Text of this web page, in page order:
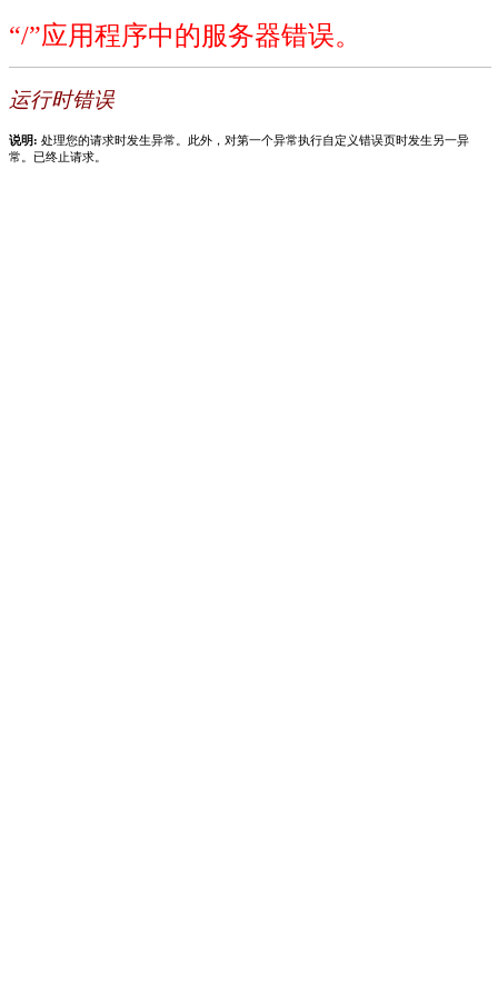
“/”应用程序中的服务器错误。
运行时错误
说明: 处理您的请求时发生异常。此外，对第一个异常执行自定义错误页时发生另一异
常。已终止请求。